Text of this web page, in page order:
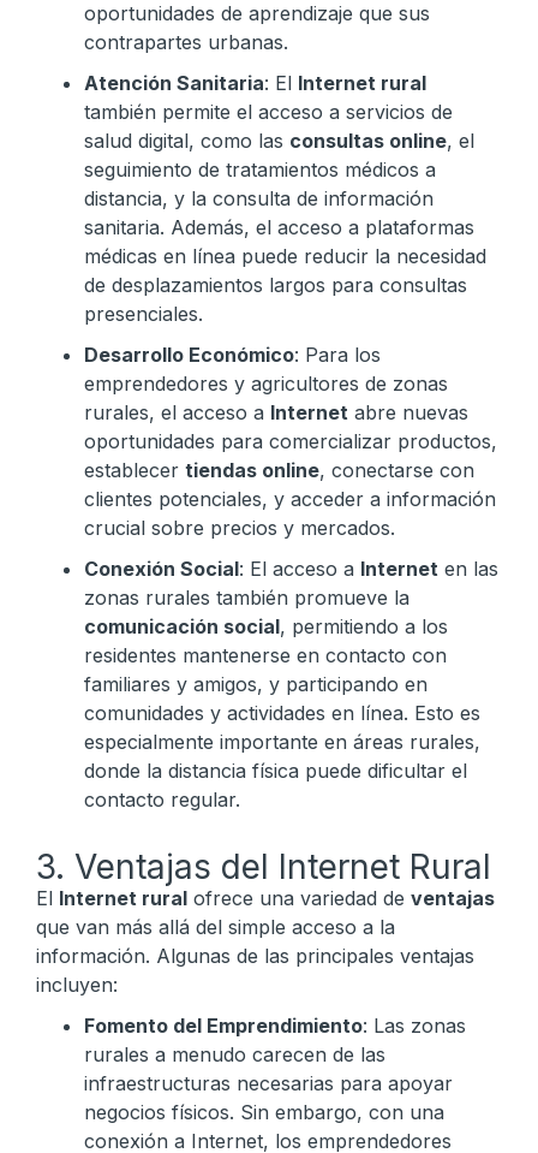
oportunidades de aprendizaje que sus
contrapartes urbanas.
Atención Sanitaria: El Internet rural
también permite el acceso a servicios de
salud digital, como las consultas online, el
seguimiento de tratamientos médicos a
distancia, y la consulta de información
sanitaria. Además, el acceso a plataformas
médicas en línea puede reducir la necesidad
de desplazamientos largos para consultas
presenciales.
Desarrollo Económico: Para los
emprendedores y agricultores de zonas
rurales, el acceso a Internet abre nuevas
oportunidades para comercializar productos,
establecer tiendas online, conectarse con
clientes potenciales, y acceder a información
crucial sobre precios y mercados.
Conexión Social: El acceso a Internet en las
zonas rurales también promueve la
comunicación social, permitiendo a los
residentes mantenerse en contacto con
familiares y amigos, y participando en
comunidades y actividades en línea. Esto es
especialmente importante en áreas rurales,
donde la distancia física puede dificultar el
contacto regular.
3. Ventajas del Internet Rural
El Internet rural ofrece una variedad de ventajas
que van más allá del simple acceso a la
información. Algunas de las principales ventajas
incluyen:
Fomento del Emprendimiento: Las zonas
rurales a menudo carecen de las
infraestructuras necesarias para apoyar
negocios físicos. Sin embargo, con una
conexión a Internet, los emprendedores